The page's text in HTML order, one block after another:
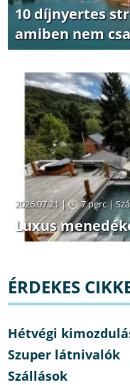
10 díjnyertes
amiben nem
2026.07.21 | 7 perc|
Luxus
ÉRDEKES
Hétvégi
Szuper látnivalók
Szállások